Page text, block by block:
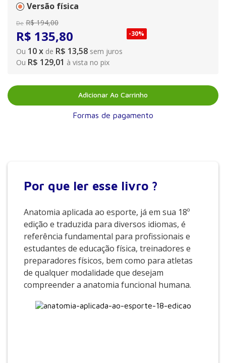
Versão física
De R$ 194,00
R$ 135,80
Ou 10x de R$ 13,58 sem juros
-30%
Ou R$ 129,01 à vista no pix
Adicionar Ao Carrinho
Formas de pagamento
Por que ler esse livro ?
Anatomia aplicada ao esporte, já em sua 18º
edição e traduzida para diversos idiomas, é
referência fundamental para profissionais e
estudantes de educação física, treinadores e
preparadores físicos, bem como para atletas
de qualquer modalidade que desejam
compreender a anatomia funcional humana.